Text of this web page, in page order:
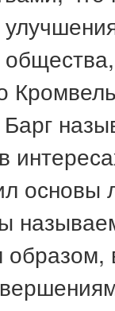
основы